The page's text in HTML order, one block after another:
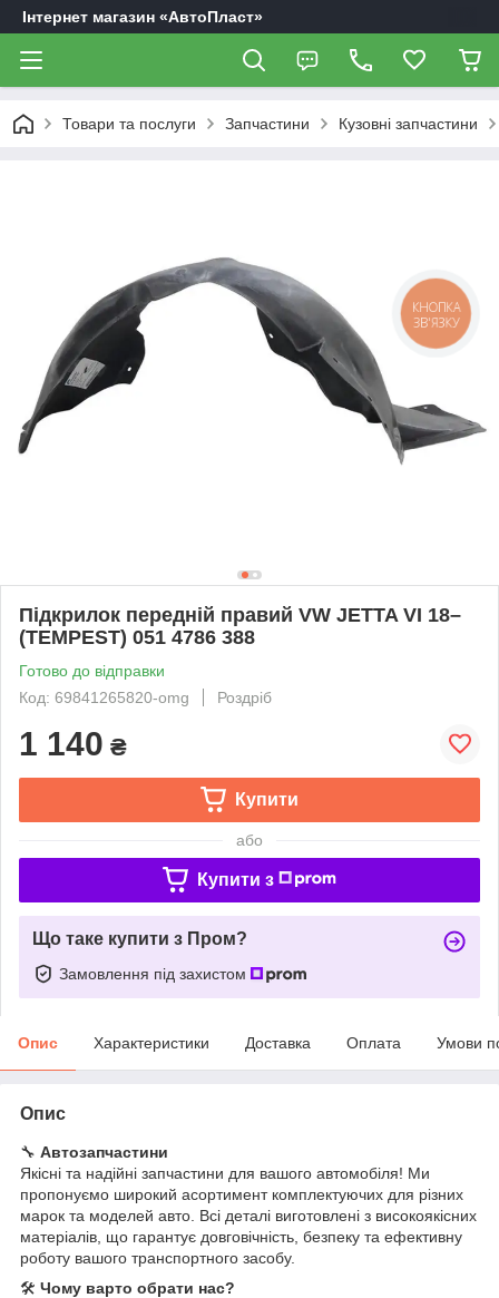
Інтернет магазин «АвтоПласт»
Товари та послуги Запчастини Кузовні запчастини
Підкрилок передній правий VW JETTA VI 18–
(TEMPEST) 051 4786 388
Готово до відправки
Код: 69841265820-omg
Роздріб
1 140 ₴
Купити
або
Купити з
Що таке купити з Пром?
Замовлення під захистом
Опис Характеристики Доставка Оплата Умови
Опис
🔧 Автозапчастини
Якісні та надійні запчастини для вашого автомобіля! Ми
пропонуємо широкий асортимент комплектуючих для різних
марок та моделей авто. Всі деталі виготовлені з високоякісних
матеріалів, що гарантує довговічність, безпеку та ефективну
роботу вашого транспортного засобу.
🛠 Чому варто обрати нас?
КНОПКА
ЗВ'ЯЗКУ